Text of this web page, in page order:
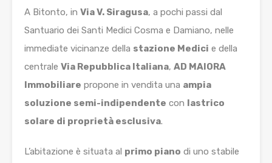
A Bitonto, in Via V. Siragusa, a pochi passi dal
Santuario dei Santi Medici Cosma e Damiano, nelle
immediate vicinanze della stazione Medici e della
centrale Via Repubblica Italiana, AD MAIORA
Immobiliare propone in vendita una ampia
soluzione semi-indipendente con lastrico
solare di proprietà esclusiva.
L’abitazione è situata al primo piano di uno stabile